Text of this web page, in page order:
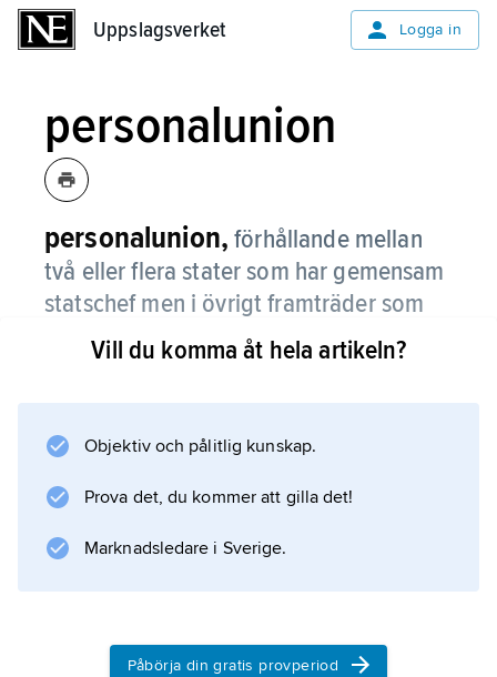
Uppslagsverket Logga in
personalunion
personalunion, förhållande mellan
två eller flera stater som har gemensam
statschef men i övrigt framträder som
oberoende och från varandra fristående
stater.
realunion
Vill du komma åt hela artikeln?
Objektiv och pålitlig kunskap.
Prova det, du kommer att gilla det!
Marknadsledare i Sverige.
Påbörja din gratis provperiod